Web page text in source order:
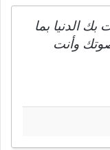
الدنيا بما
وأنت